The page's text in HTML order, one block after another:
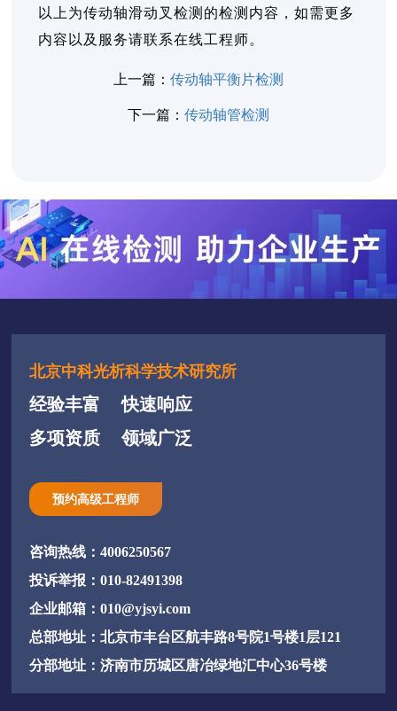
以上为传动轴滑动叉检测的检测内容，如需更多
内容以及服务请联系在线工程师。
上一篇： 传动轴平衡片检测
下一篇： 传动轴管检测
北京中科光析科学技术研究所
经验丰富
快速响应
多项资质
领域广泛
预约高级工程师
咨询热线：4006250567
投诉举报：010-82491398
企业邮箱：010@yjsyi.com
总部地址：北京市丰台区航丰路8号院1号楼1层121
分部地址：济南市历城区唐冶绿地汇中心36号楼